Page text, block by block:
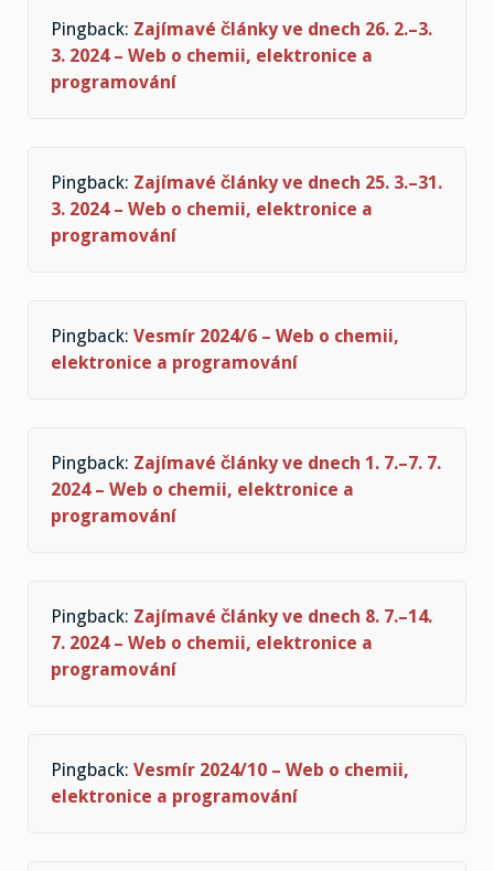
Pingback: Zajímavé články ve dnech 26. 2.–3.
3. 2024 – Web o chemii, elektronice a
programování
Pingback: Zajímavé články ve dnech 25. 3.–31.
3. 2024 – Web o chemii, elektronice a
programování
Pingback: Vesmír 2024/6 – Web o chemii,
elektronice a programování
Pingback: Zajímavé články ve dnech 1. 7.–7. 7.
2024 – Web o chemii, elektronice a
programování
Pingback: Zajímavé články ve dnech 8. 7.–14.
7. 2024 – Web o chemii, elektronice a
programování
Pingback: Vesmír 2024/10 – Web o chemii,
elektronice a programování